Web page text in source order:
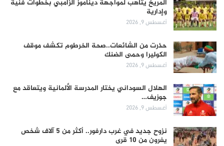
المريخ يتأهب لمواجهة ديناموز الزامبي بخطوات فنية
وإدارية
أغسطس 9, 2026
حذرت من الشائعات..صحة الخرطوم تكشف موقف
الكوليرا وحمى الضنك
أغسطس 9, 2026
الهلال السوداني يختار المدرسة الألمانية ويتعاقد مع
جوزيف…
أغسطس 9, 2026
نزوح جديد في غرب دارفور.. أكثر من 5 آلاف شخص
يفرون من 10 قرى